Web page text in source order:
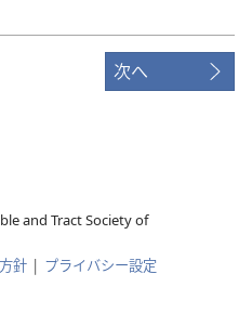
次へ
and Tract Society of
針 | プライバシー設定